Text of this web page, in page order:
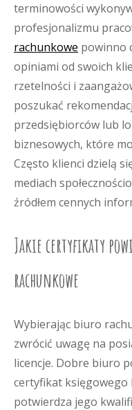
terminowości
profesjonalizmu
rachunkowe powinno
opiniami od swoich
rzetelności i
poszukać
przedsiębiorców lub
biznesowych, które
Często klienci dzielą
mediach
źródłem cennych
Jakie certyfikaty
rachunkowe
Wybierając biuro
zwrócić uwagę na
licencje. Dobre biuro
certyfikat księgowego
potwierdza jego